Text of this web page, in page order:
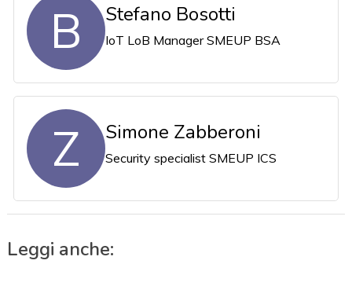
B Stefano Bosotti
IoT LoB Manager SMEUP BSA
Z Simone Zabberoni
Security specialist SMEUP ICS
Leggi anche: